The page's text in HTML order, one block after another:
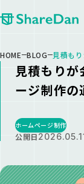
HOME BLOG 見積も
見積もり
ージ制作の
ホームページ制作
公開日